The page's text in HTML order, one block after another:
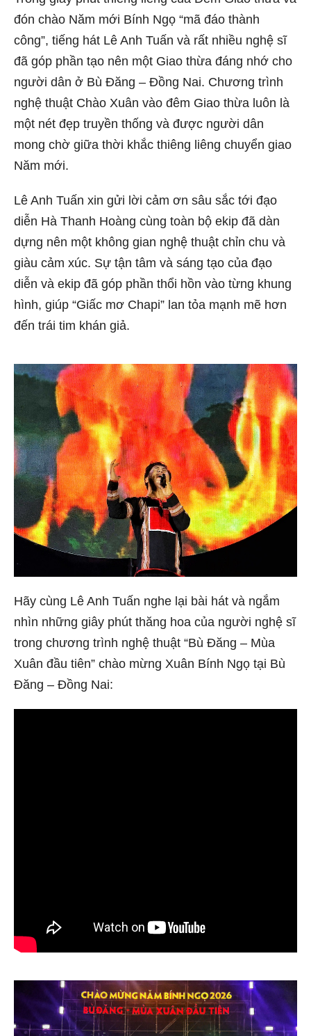
đón chào Năm mới Bính Ngọ “mã đáo thành
công”, tiếng hát Lê Anh Tuấn và rất nhiều nghệ sĩ
đã góp phần tạo nên một Giao thừa đáng nhớ cho
người dân ở Bù Đăng – Đồng Nai. Chương trình
nghệ thuật Chào Xuân vào đêm Giao thừa luôn là
một nét đẹp truyền thống và được người dân
mong chờ giữa thời khắc thiêng liêng chuyển giao
Năm mới.
Lê Anh Tuấn xin gửi lời cảm ơn sâu sắc tới đạo
diễn Hà Thanh Hoàng cùng toàn bộ ekip đã dàn
dựng nên một không gian nghệ thuật chỉn chu và
giàu cảm xúc. Sự tận tâm và sáng tạo của đạo
diễn và ekip đã góp phần thổi hồn vào từng khung
hình, giúp “Giấc mơ Chapi” lan tỏa mạnh mẽ hơn
đến trái tim khán giả.
Hãy cùng Lê Anh Tuấn nghe lại bài hát và ngắm
nhìn những giây phút thăng hoa của người nghệ sĩ
trong chương trình nghệ thuật “Bù Đăng – Mùa
Xuân đầu tiên” chào mừng Xuân Bính Ngọ tại Bù
Đăng – Đồng Nai: